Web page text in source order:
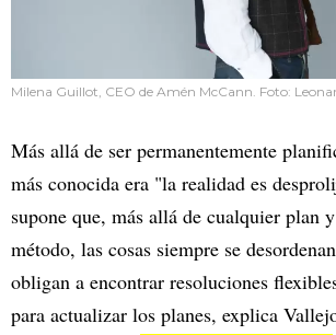
Milena Guillot, CEO de Amén McCann. Foto:
Más allá de ser permanentemente
más conocida era "la realidad es
supone que, más allá de cualquier plan
método, las cosas siempre se
obligan a encontrar resoluciones
para actualizar los planes, explica